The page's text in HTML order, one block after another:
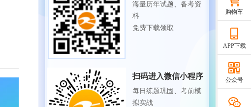
海量历年试题、备考资
料
免费下载领取
扫码进入微信小程序
每日练题巩固、考前模
拟实战
购物车
APP下载
公众号